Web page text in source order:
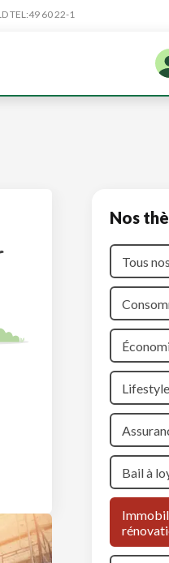
TEL:49 60 22-1
Nos
Tous
Lifestyle
Bail à